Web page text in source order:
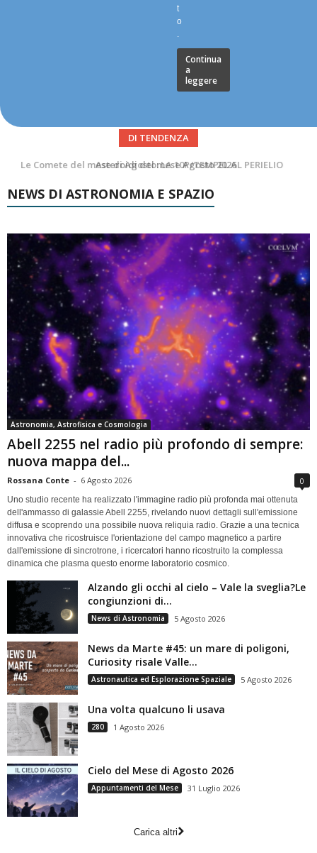
t
o
.
Continua
a
leggere
DI TENDENZA
Asteroidi del mese Agosto 2026
NEWS DI ASTRONOMIA E SPAZIO
Astronomia, Astrofisica e Cosmologia
Abell 2255 nel radio più profondo di sempre:
nuova mappa del...
Rossana Conte - 6 Agosto 2026 0
Uno studio recente ha realizzato l'immagine radio più profonda mai ottenuta
dell'ammasso di galassie Abell 2255, rivelando nuovi dettagli sull'emissione
diffusa e scoprendo una possibile nuova reliquia radio. Grazie a una tecnica
innovativa che ricostruisce l'orientazione del campo magnetico a partire
dall'emissione di sincrotrone, i ricercatori hanno ricostruito la complessa
dinamica che plasma questo enorme laboratorio cosmico.
Alzando gli occhi al cielo – Vale la sveglia?Le
congiunzioni di...
News di Astronomia 5 Agosto 2026
News da Marte #45: un mare di poligoni,
Curiosity risale Valle...
Astronautica ed Esplorazione Spaziale 5 Agosto 2026
Una volta qualcuno li usava
280 1 Agosto 2026
Cielo del Mese di Agosto 2026
Appuntamenti del Mese 31 Luglio 2026
Carica altri